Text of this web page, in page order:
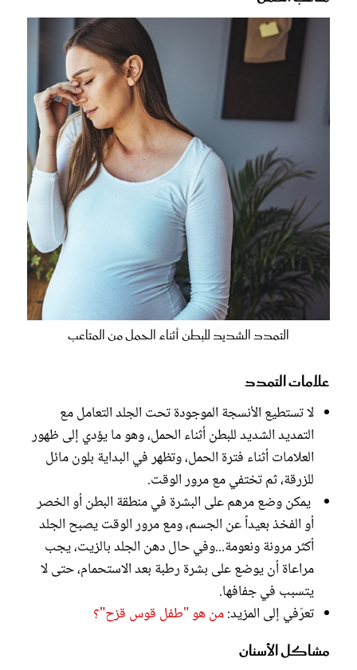
التمدد الشديد للبطن أثناء الحمل من المتاعب
‫علامات التمدد
‫لا تستطيع الأنسجة الموجودة تحت الجلد التعامل مع
التمديد الشديد للبطن ‫أثناء الحمل، وهو ما يؤدي إلى ظهور
العلامات أثناء ‫فترة الحمل، وتظهر في البداية بلون مائل
للزرقة، ثم تختفي ‫مع مرور الوقت.
‫ ‫يمكن وضع مرهم على ‫البشرة في منطقة البطن أو الخصر
أو الفخذ بعيداً عن ‫الجسم، ومع مرور الوقت يصبح الجلد
أكثر مرونة ونعومة...وفي حال ‫دهن الجلد بالزيت، يجب
مراعاة أن يوضع على بشرة ‫رطبة بعد الاستحمام، حتى لا
يتسبب في جفافها.
تعرّفي إلى المزيد:من هو "طفل قوس قزح"؟
‫‫مشاكل الأسنان